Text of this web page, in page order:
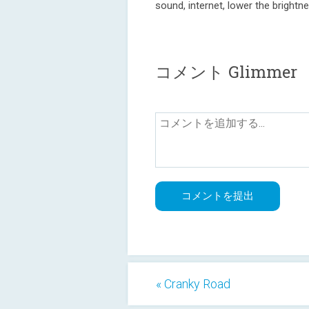
sound, internet, lower the
コメント Glimmer
« Cranky Road